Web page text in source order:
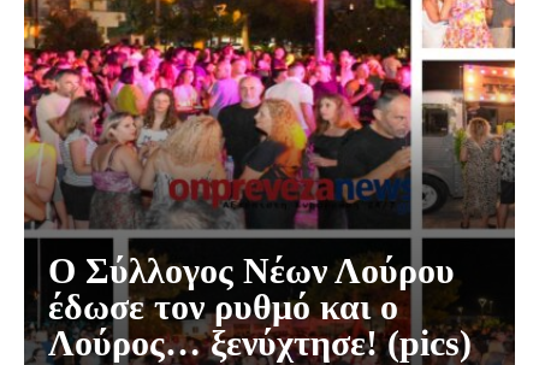
Ο Σύλλογος Νέων Λούρου
έδωσε τον ρυθμό και ο
Λούρος… ξενύχτησε! (pics)